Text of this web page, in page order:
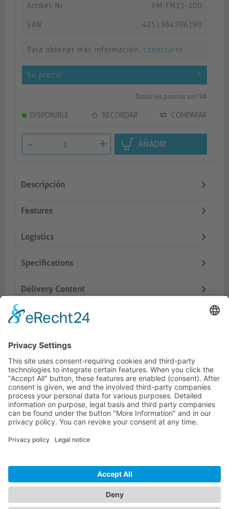
Artikel-Nr. PM-FM11-100
EAN 4251364706190
Para obtener más información, conectarse.
Su precio *
Todos los precios sin IVA
DISPONIBLE RECORDAR COMPARAR
- + AÑADIR
Descripción
Features
Logistics
Specifications
Delivery Content
Dokumente
Productos similares
LÍNEA DIRECTA DE ASISTENCIA TÉCNICA
ONEAV.EU
BOLETÍN DE NOTICIAS